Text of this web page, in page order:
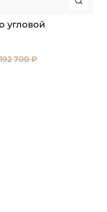
угловой
700 ₽